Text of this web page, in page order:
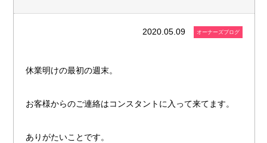
STAFF
RECRUIT2020.05.09 オーナーズブログ
休業明けの最初の週末。
お客様からのご連絡はコンスタントに入って来てます。
ありがたいことです。